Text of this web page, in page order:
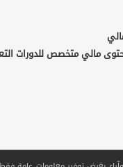
مالي متخصص للدورات